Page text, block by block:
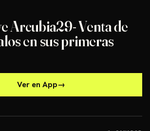
Arcubia29- Venta de
en sus primeras
Ver en App→